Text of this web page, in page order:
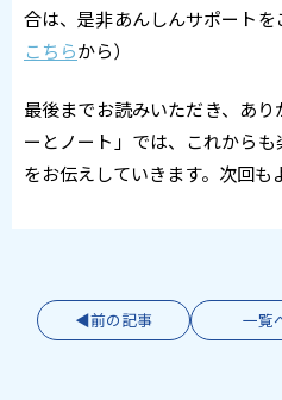
合は、是非あんしんサポート
こちらから）
最後までお読みいただき、あ
ーとノート」では、これから
をお伝えしていきます。次回も
前の記事 一覧